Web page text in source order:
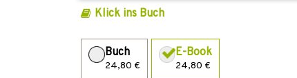
Klick ins Buch
Buch
24,80 €
E-Book
24,80 €